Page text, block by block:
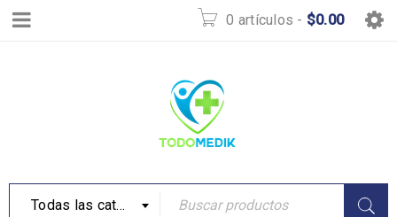
0 artículos - $0.00
Todas las categorías